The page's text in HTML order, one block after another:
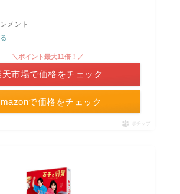
メント
で価格をチェック
＼ポイント最大11倍！／
天市場で価格をチェック
ポチップ